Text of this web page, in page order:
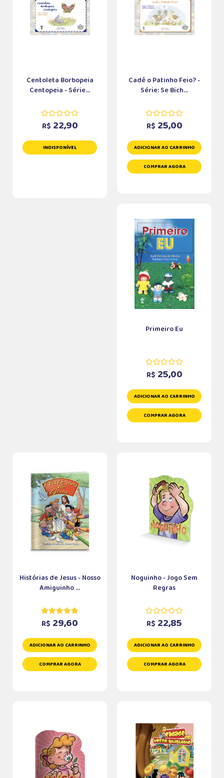
Centoleta Borbopeia
Centopeia - Série...
R$ 22,90
INDISPONÍVEL
Cadê o Patinho Feio? -
Série: Se Bich...
R$ 25,00
ADICIONAR AO CARRINHO
COMPRAR AGORA
Primeiro Eu
R$ 25,00
ADICIONAR AO CARRINHO
COMPRAR AGORA
Histórias de Jesus - Nosso
Amiguinho ...
R$ 29,60
ADICIONAR AO CARRINHO
COMPRAR AGORA
Noguinho - Jogo Sem
Regras
R$ 22,85
ADICIONAR AO CARRINHO
COMPRAR AGORA